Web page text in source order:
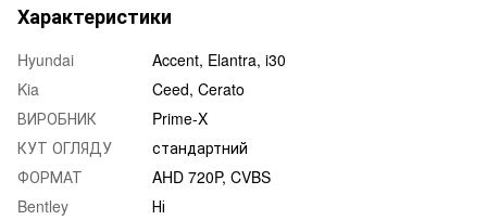
Характеристики
Hyundai
Accent, Elantra, i30
Kia
Ceed, Cerato
ВИРОБНИК
Prime-X
КУТ ОГЛЯДУ
стандартний
ФОРМАТ
AHD 720P, CVBS
Bentley
Ні